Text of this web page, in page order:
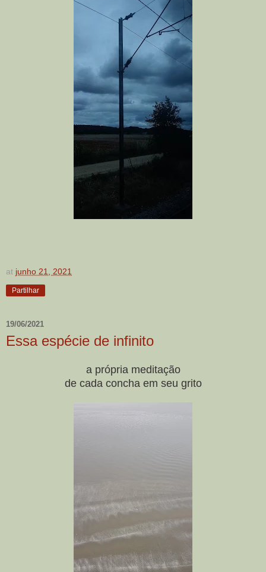
at junho 21, 2021
Partilhar
19/06/2021
Essa espécie de infinito
a própria meditação
de cada concha em seu grito